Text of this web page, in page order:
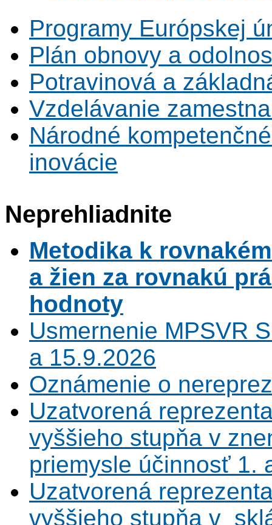
Programy Európskej
Plán obnovy a
Potravinová a
Vzdelávanie
Národné
inovácie
Neprehliadnite
Metodika k
a žien za rovnakú
hodnoty
Usmernenie MPSVR
a 15.9.2026
Oznámenie o
Uzatvorená
vyššieho stupňa v
priemysle účinnosť 1.
Uzatvorená
vyššieho stupňa v